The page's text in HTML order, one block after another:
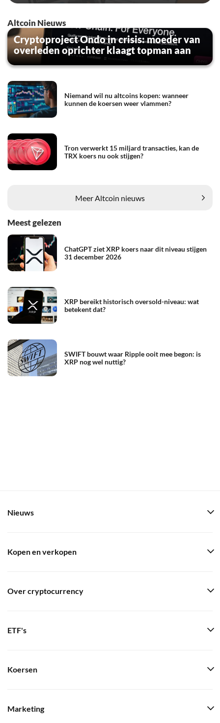
Altcoin Nieuws
Cryptoproject Ondo in crisis: moeder van
overleden oprichter klaagt topman aan
Niemand wil nu altcoins kopen: wanneer
kunnen de koersen weer vlammen?
Tron verwerkt 15 miljard transacties, kan de
TRX koers nu ook stijgen?
Meer Altcoin nieuws
Meest gelezen
ChatGPT ziet XRP koers naar dit niveau stijgen
31 december 2026
XRP bereikt historisch oversold-niveau: wat
betekent dat?
SWIFT bouwt waar Ripple ooit mee begon: is
XRP nog wel nuttig?
Nieuws
Kopen en verkopen
Over cryptocurrency
ETF's
Koersen
Marketing